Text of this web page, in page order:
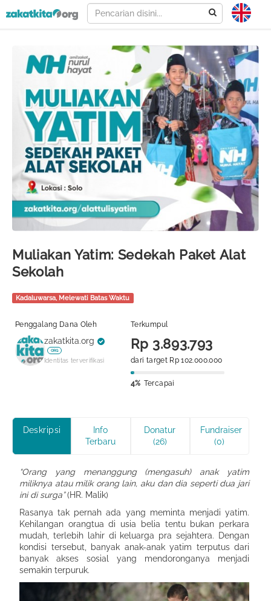
Muliakan Yatim: Sedekah Paket Alat
Sekolah
Kadaluwarsa, Melewati Batas Waktu
Penggalang Dana Oleh
zakatkita.org
ORG
Identitas terverifikasi
Terkumpul
Rp 3.893.793
dari target Rp 102.000.000
4% Tercapai
Deskripsi
Info
Terbaru
Donatur
(26)
Fundraiser
(0)
“Orang yang menanggung (mengasuh) anak yatim
miliknya atau milik orang lain, aku dan dia seperti dua jari
ini di surga”(HR. Malik)
Rasanya tak pernah ada yang meminta menjadi yatim.
Kehilangan orangtua di usia belia tentu bukan perkara
mudah, terlebih lahir di keluarga pra sejahtera. Dengan
kondisi tersebut, banyak anak-anak yatim terputus dari
banyak akses sosial yang mendoronganya menjadi
semakin terpuruk.